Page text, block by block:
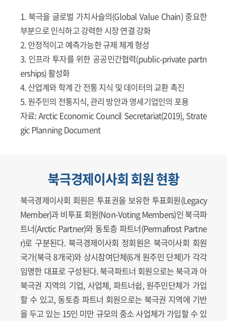
북극을 글로벌 가치사슬의(Global Value Chain) 중요한
부분으로 인식하고 강력한 시장 연결 강화
안정적이고 예측가능한 규제 체계 형성
인프라 투자를 위한 공공민간협력(public-private partn
erships) 활성화
산업계와 학계 간 전통 지식 및 데이터의 교환 촉진
원주민의 전통지식, 관리 방안과 영세기업인의 포용
자료: Arctic Economic Council Secretariat(2019), Strate
gic Planning Document
북극경제이사회 회원 현황
북극경제이사회 회원은 투표권을 보유한 투표회원(Legacy
Member)과 비투표 회원(Non-Voting Members)인 북극파
트너(Arctic Partner)와 동토층 파트너(Permafrost Partne
r)로 구분된다. 북극경제이사회 정회원은 북극이사회 회원
국가(북극 8개국)와 상시참여단체(6개 원주민 단체)가 각각
임명한 대표로 구성된다. 북극파트너 회원으로는 북극과 아
북극권 지역의 기업, 사업체, 파트너쉽, 원주민단체가 가입
할 수 있고, 동토층 파트너 회원으로는 북극권 지역에 기반
을 두고 있는 15인 미만 규모의 중소 사업체가 가입할 수 있